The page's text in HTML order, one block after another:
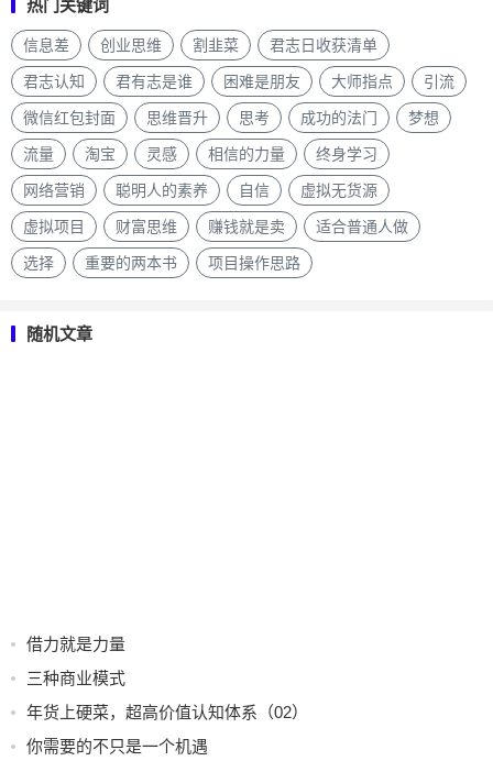
热门关键词
信息差 创业思维 割韭菜 君志日收获清单
君志认知 君有志是谁 困难是朋友 大师指点 引流
微信红包封面 思维晋升 思考 成功的法门 梦想
流量 淘宝 灵感 相信的力量 终身学习
网络营销 聪明人的素养 自信 虚拟无货源
虚拟项目 财富思维 赚钱就是卖 适合普通人做
选择 重要的两本书 项目操作思路
随机文章
借力就是力量
三种商业模式
年货上硬菜，超高价值认知体系（02）
你需要的不只是一个机遇